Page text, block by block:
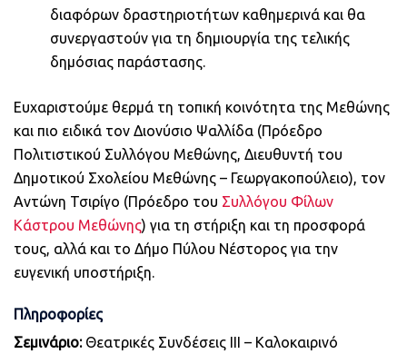
διαφόρων δραστηριοτήτων καθημερινά και θα
συνεργαστούν για τη δημιουργία της τελικής
δημόσιας παράστασης.
Ευχαριστούμε θερμά τη τοπική κοινότητα της Μεθώνης
και πιο ειδικά τον Διονύσιο Ψαλλίδα (Πρόεδρο
Πολιτιστικού Συλλόγου Μεθώνης, Διευθυντή του
Δημοτικού Σχολείου Μεθώνης – Γεωργακοπούλειο), τον
Αντώνη Τσιρίγο (Πρόεδρο του Συλλόγου Φίλων
Κάστρου Μεθώνης) για τη στήριξη και τη προσφορά
τους, αλλά και το Δήμο Πύλου Νέστορος για την
ευγενική υποστήριξη.
Πληροφορίες
Σεμινάριο:Θεατρικές Συνδέσεις ΙΙΙ – Καλοκαιρινό